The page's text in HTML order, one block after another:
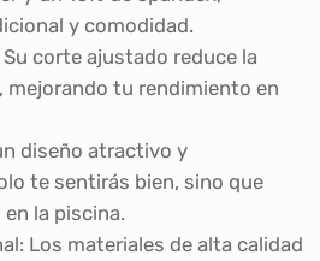
y comodidad.
corte ajustado reduce la
mejorando tu rendimiento en
diseño atractivo y
te sentirás bien, sino que
la piscina.
Los materiales de alta calidad